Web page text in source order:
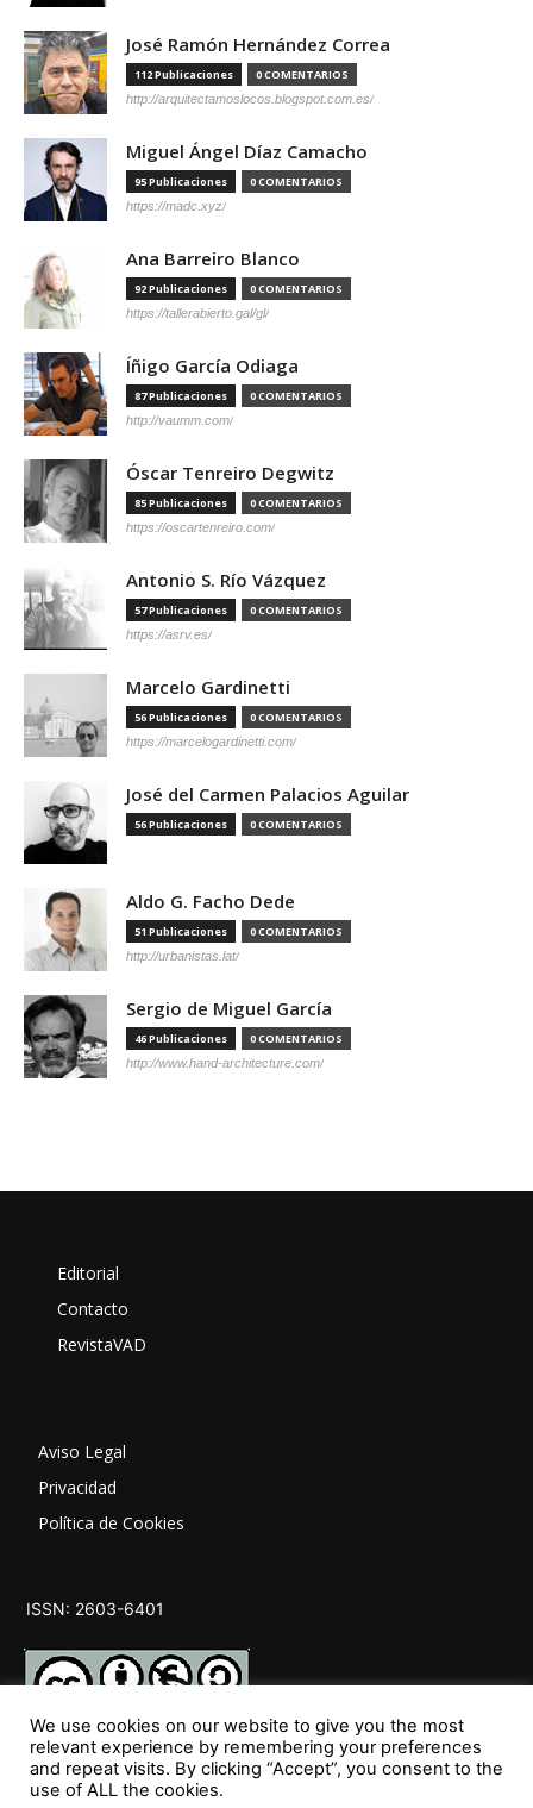
José Ramón Hernández Correa
112 Publicaciones 0 COMENTARIOS
http://arquitectamoslocos.blogspot.com.es/
Miguel Ángel Díaz Camacho
95 Publicaciones 0 COMENTARIOS
https://madc.xyz/
Ana Barreiro Blanco
92 Publicaciones 0 COMENTARIOS
https://tallerabierto.gal/gl/
Íñigo García Odiaga
87 Publicaciones 0 COMENTARIOS
http://vaumm.com/
Óscar Tenreiro Degwitz
85 Publicaciones 0 COMENTARIOS
https://oscartenreiro.com/
Antonio S. Río Vázquez
57 Publicaciones 0 COMENTARIOS
https://asrv.es/
Marcelo Gardinetti
56 Publicaciones 0 COMENTARIOS
https://marcelogardinetti.com/
José del Carmen Palacios Aguilar
56 Publicaciones 0 COMENTARIOS
Aldo G. Facho Dede
51 Publicaciones 0 COMENTARIOS
http://urbanistas.lat/
Sergio de Miguel García
46 Publicaciones 0 COMENTARIOS
http://www.hand-architecture.com/
Editorial
Contacto
RevistaVAD
Aviso Legal
Privacidad
Política de Cookies
ISSN: 2603-6401
SÍGUENOS
We use cookies on our website to give you the most
relevant experience by remembering your preferences
and repeat visits. By clicking “Accept”, you consent to the
use of ALL the cookies.